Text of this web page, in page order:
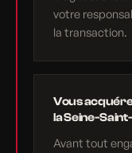
votre
la transaction.
Vous
la Seine-
Avant tout